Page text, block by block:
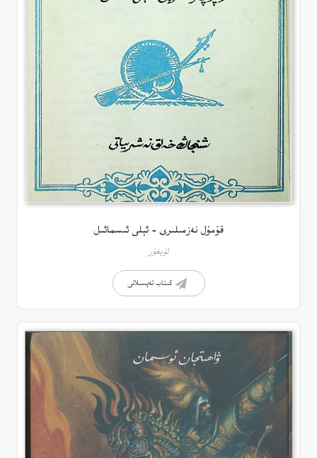
قۇمۇل نەزمىلىرى – ئېلى ئىسمائىل
ئۇيغۇر
كىتاب تەپسىلاتى